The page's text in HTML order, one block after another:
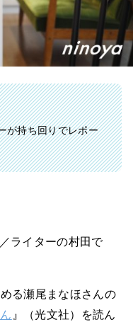
が持ち回りでレポー
ライターの村田で
る瀬尾まなほさんの
』（光文社）を読ん